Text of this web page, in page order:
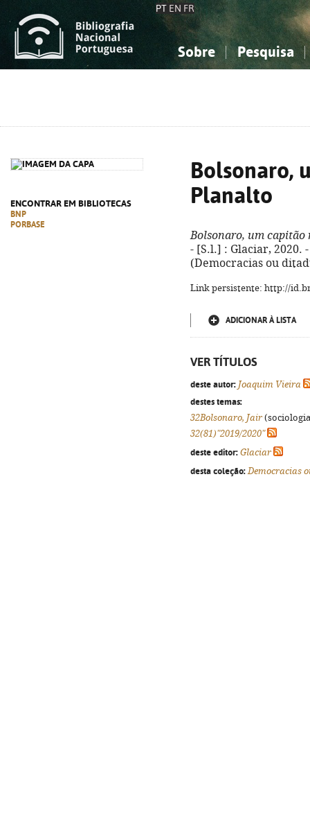
PT EN FR
Sobre Pesquisa
ENCONTRAR EM BIBLIOTECAS
BNP
PORBASE
Bolsonaro,
Planalto
Bolsonaro, um capitão
- [S.l.] : Glaciar, 2020.
(Democracias ou
Link persistente: http://
ADICIONAR À LISTA
VER TÍTULOS
deste autor: Joaquim Vieira
destes temas:
32Bolsonaro, Jair
32(81)"2019/2020"
deste editor: Glaciar
desta coleção: Democracias